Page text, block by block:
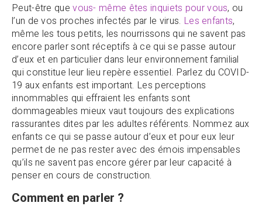
Peut-être quevous- même êtes inquiets pour vous, ou
l’un de vos proches infectés par le virus. Les enfants,
même les tous petits, les nourrissons qui ne savent pas
encore parler sont réceptifs à ce qui se passe autour
d’eux et en particulier dans leur environnement familial
qui constitue leur lieu repère essentiel. Parlez du COVID-
19 aux enfants est important. Les perceptions
innommables qui effraient les enfants sont
dommageables mieux vaut toujours des explications
rassurantes dites par les adultes référents. Nommez aux
enfants ce qui se passe autour d’eux et pour eux leur
permet de ne pas rester avec des émois impensables
qu’ils ne savent pas encore gérer par leur capacité à
penser en cours de construction.
Comment en parler ?